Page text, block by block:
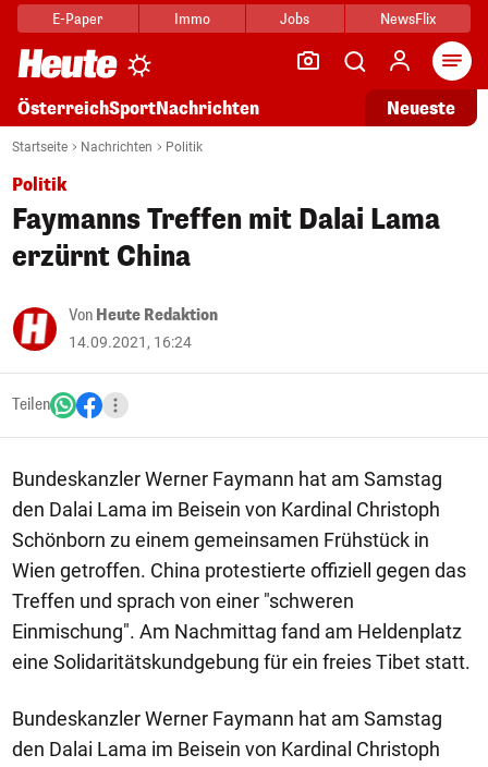
E-Paper Immo Jobs NewsFlix
ÖsterreichSportNachrichten Neueste
Startseite Nachrichten Politik
Politik
Faymanns Treffen mit Dalai Lama
erzürnt China
Von Heute Redaktion
14.09.2021, 16:24
Teilen
Bundeskanzler Werner Faymann hat am Samstag
den Dalai Lama im Beisein von Kardinal Christoph
Schönborn zu einem gemeinsamen Frühstück in
Wien getroffen. China protestierte offiziell gegen das
Treffen und sprach von einer "schweren
Einmischung". Am Nachmittag fand am Heldenplatz
eine Solidaritätskundgebung für ein freies Tibet statt.
Bundeskanzler Werner Faymann hat am Samstag
den Dalai Lama im Beisein von Kardinal Christoph